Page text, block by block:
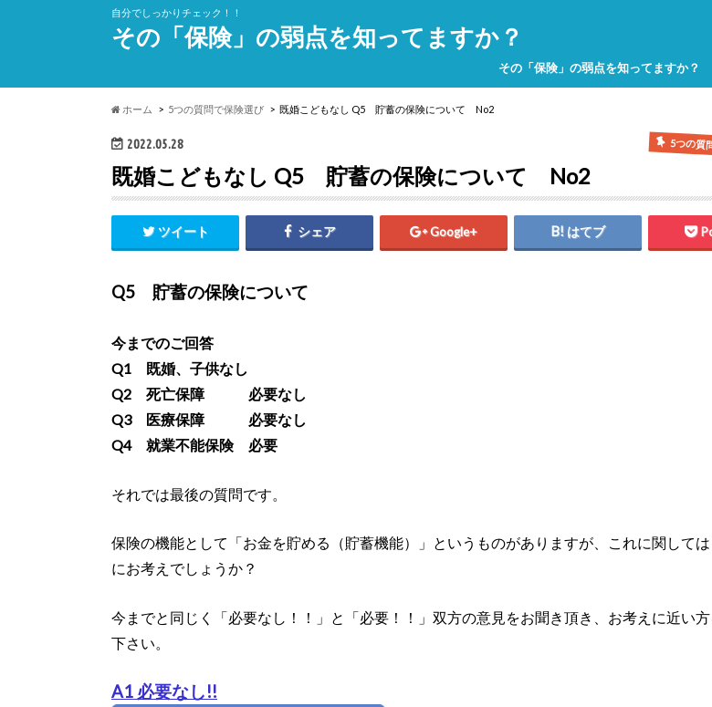
自分でしっかりチェック！！
その「保険」の弱点を知ってますか？
その「保険」の弱点を知ってますか？
ホーム 5つの質問で保険選び 既婚こどもなし Q5 貯蓄の保険について No2
2022.05.28 5つの質
既婚こどもなし Q5 貯蓄の保険について No2
ツイート シェア Google+ はてブ
Q5 貯蓄の保険について
今までのご回答
Q1 既婚、子供なし
Q2 死亡保障 必要なし
Q3 医療保障 必要なし
Q4 就業不能保険 必要
それでは最後の質問です。
保険の機能として「お金を貯める（貯蓄機能）」というものがありますが、これに関しては
にお考えでしょうか？
今までと同じく「必要なし！！」と「必要！！」双方の意見をお聞き頂き、お考えに近い
下さい。
A1 必要なし!!